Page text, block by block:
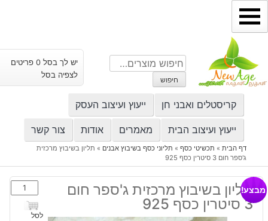
דילוג
לתוכן
חיפוש
עבור:
חיפוש
יש לך בסל 0 פריטים
לצפיה בסל
קריסטלים ואבני חן ייעוץ ועיצוב העסק
ייעוץ ועיצוב הבית מאמרים אודות צור קשר
דף הבית» תכשיטי כסף» תליוני כסף בשיבוץ אבנים » תליון בשיבוץ מרכזית
ג'ספר חום 3 סיטרין כסף 925
תליון בשיבוץ מרכזית ג'ספר חום
3 סיטרין כסף 925
כמות
של
תליון
לסל
מבצע!